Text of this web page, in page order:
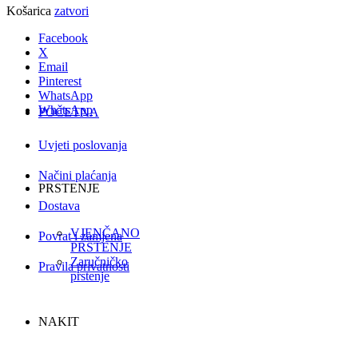
Košarica zatvori
Facebook
X
Email
Pinterest
WhatsApp
WhatsApp
Uvjeti poslovanja
Načini plaćanja
Dostava
Povrat i zamjena
Pravila privatnosti
POČETNA
PRSTENJE
VJENČANO
PRSTENJE
Zaručničko
prstenje
NAKIT